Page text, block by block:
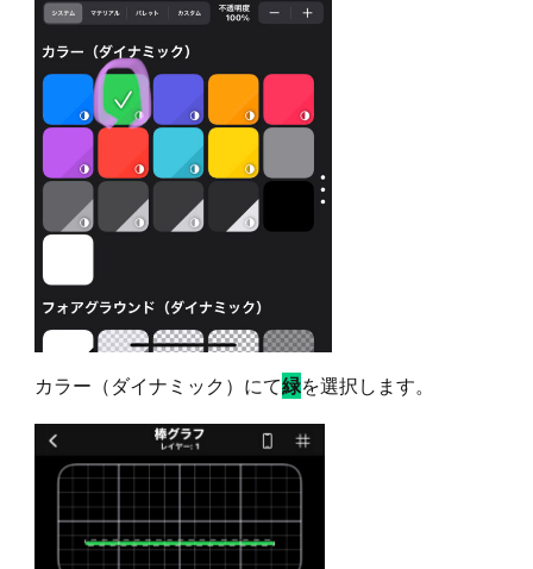
カラー（ダイナミック）にて緑を選択します。